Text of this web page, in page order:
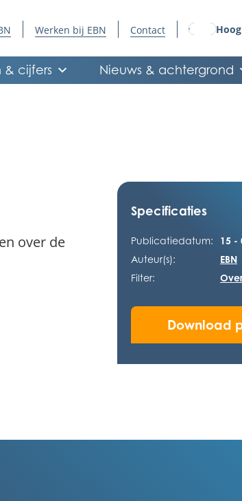
Werken bij EBN Contact
& cijfers Nieuws & achtergrond
over de
Specificaties
Publicatiedatum:
15 -
Auteur(s):
EBN
Filter:
Download